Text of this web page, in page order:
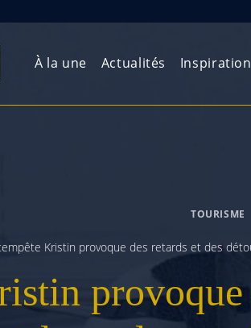
À la une Actualités Inspiration
Europe de l’Est
Balkans
TOURISME
Kristin provoque des retards et des
provoque